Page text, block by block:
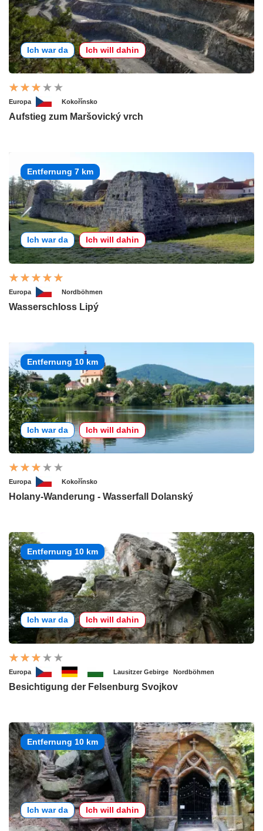
Ich war da Ich will dahin
Europa Kokořínsko
Aufstieg zum Maršovický vrch
Entfernung 7 km
Ich war da Ich will dahin
Europa Nordböhmen
Wasserschloss Lipý
Entfernung 10 km
Ich war da Ich will dahin
Europa Kokořínsko
Holany-Wanderung - Wasserfall Dolanský
Entfernung 10 km
Ich war da Ich will dahin
Europa Lausitzer Gebirge Nordböhmen
Besichtigung der Felsenburg Svojkov
Entfernung 10 km
Ich war da Ich will dahin